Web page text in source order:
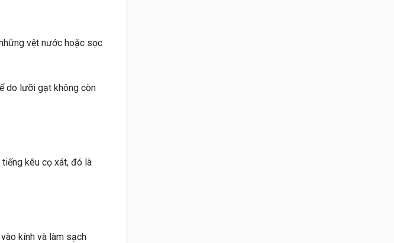
vệt nước hoặc sọc
do lưỡi gạt không còn
kêu cọ xát, đó là
kính và làm sạch